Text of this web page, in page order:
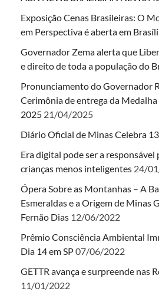
Exposição Cenas Brasileiras: O
em Perspectiva é aberta em
Governador Zema alerta que
e direito de toda a população do
Pronunciamento do Governador
Cerimônia de entrega da
2025 21/04/2025
Diário Oficial de Minas Celebra
Era digital pode ser a responsável
crianças menos inteligentes 24/
Ópera Sobre as Montanhas – A
Esmeraldas e a Origem de Minas
Fernão Dias 12/06/2022
Prêmio Consciência Ambiental
Dia 14 em SP07/06/2022
GETTR avança e surpreende nas
11/01/2022